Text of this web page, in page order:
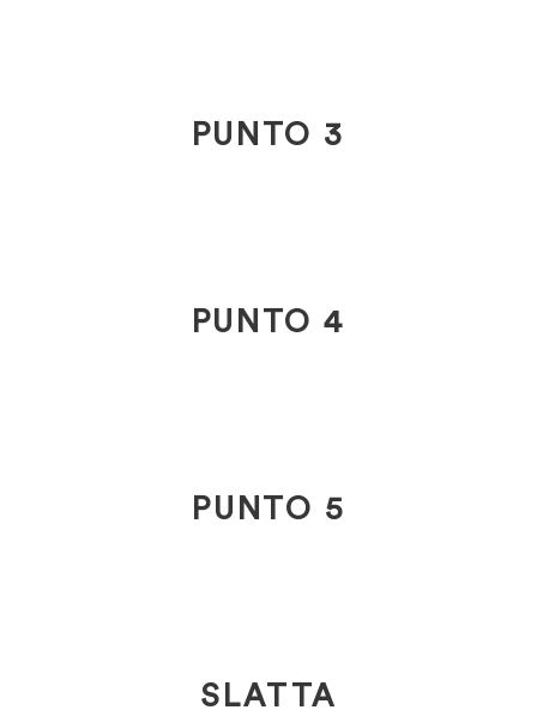
PUNTO 3
PUNTO 4
PUNTO 5
SLATTA